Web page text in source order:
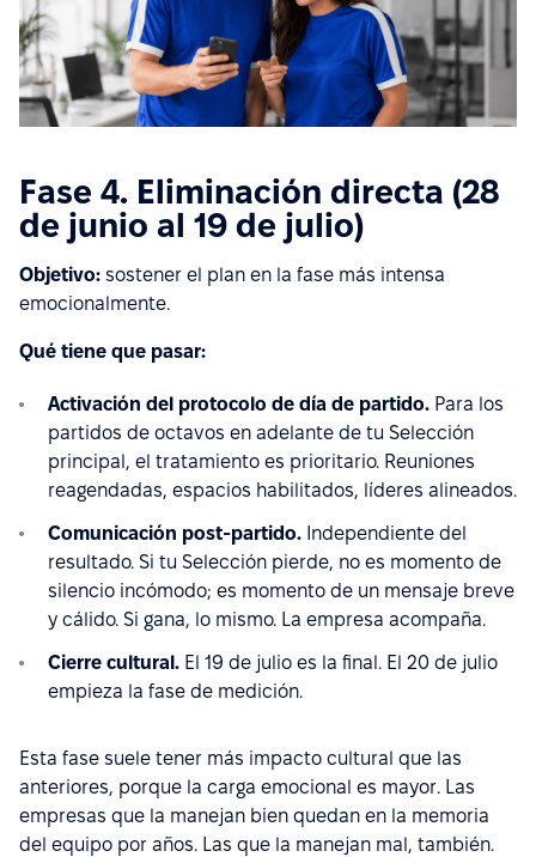
Fase 4. Eliminación directa (28
de junio al 19 de julio)
Objetivo: sostener el plan en la fase más intensa
emocionalmente.
Qué tiene que pasar:
Activación del protocolo de día de partido. Para los
partidos de octavos en adelante de tu Selección
principal, el tratamiento es prioritario. Reuniones
reagendadas, espacios habilitados, líderes alineados.
Comunicación post-partido. Independiente del
resultado. Si tu Selección pierde, no es momento de
silencio incómodo; es momento de un mensaje breve
y cálido. Si gana, lo mismo. La empresa acompaña.
Cierre cultural. El 19 de julio es la final. El 20 de julio
empieza la fase de medición.
Esta fase suele tener más impacto cultural que las
anteriores, porque la carga emocional es mayor. Las
empresas que la manejan bien quedan en la memoria
del equipo por años. Las que la manejan mal, también.